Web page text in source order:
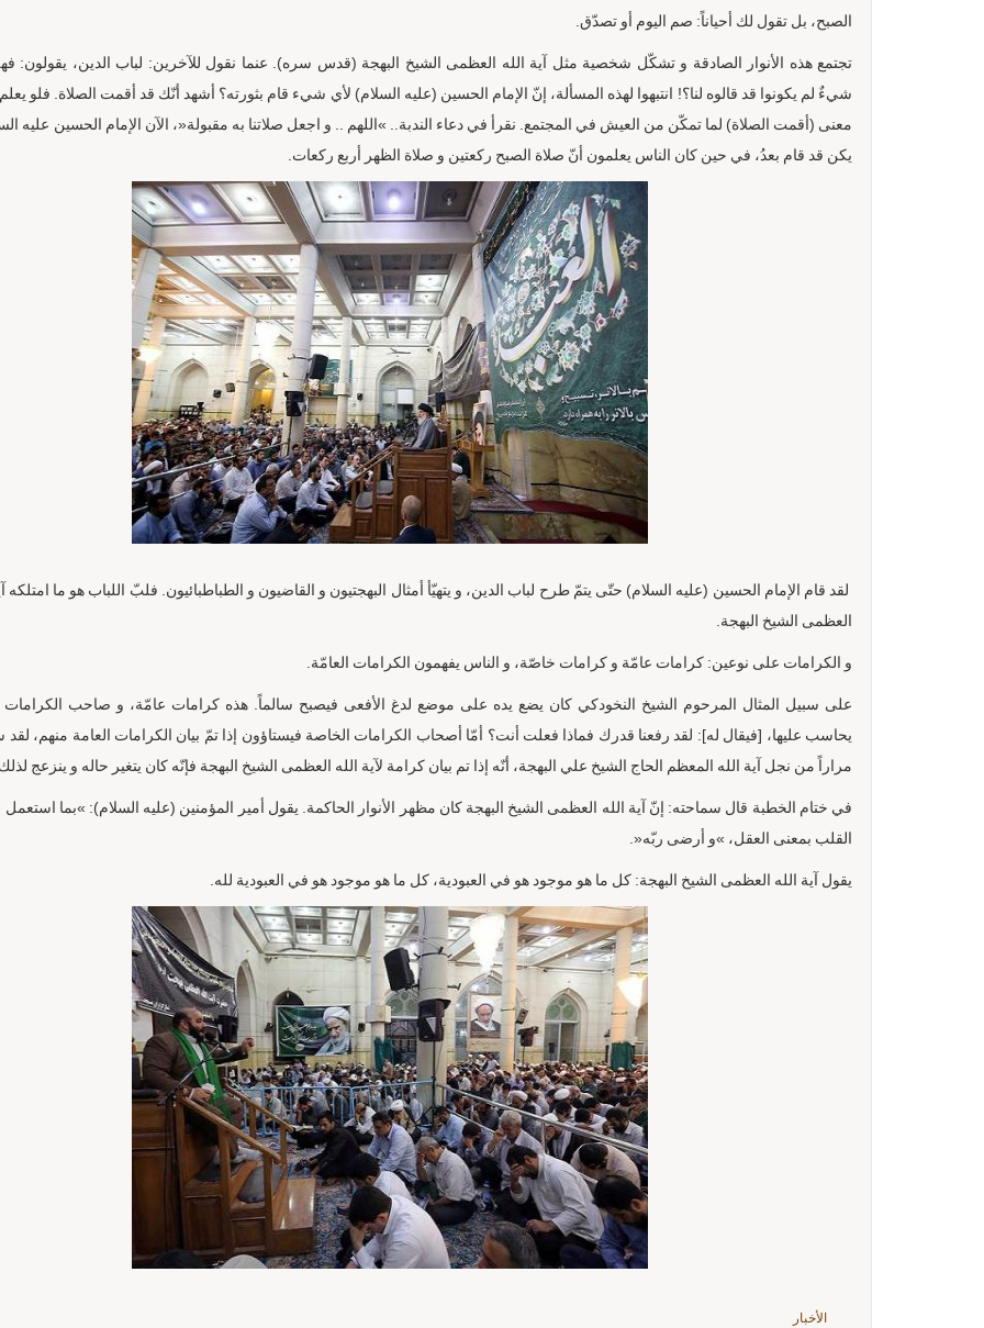
الصبح، بل تقول لك أحياناً: صم اليوم أو تصدّق.
تجتمع هذه الأنوار الصادقة و تشكّل شخصية مثل آية الله العظمى الشيخ البهجة (قدس سره). عنما نقول للآخرين: لباب الدين، يقولون:
شيءٌ لم يكونوا قد قالوه لنا؟! انتبهوا لهذه المسألة، إنّ الإمام الحسين (عليه السلام) لأي شيء قام بثورته؟ أشهد أنّك قد أقمت الصلاة. فلو
معنى (أقمت الصلاة) لما تمكّن من العيش في المجتمع. نقرأ في دعاء الندبة.. »اللهم .. و اجعل صلاتنا به مقبولة«، الآن الإمام الحسين عليه
يكن قد قام بعدُ، في حين كان الناس يعلمون أنّ صلاة الصبح ركعتين و صلاة الظهر أربع ركعات.
لقد قام الإمام الحسين (عليه السلام) حتّى يتمّ طرح لباب الدين، و يتهيّأ أمثال البهجتيون و القاضيون و الطباطبائيون. فلبّ اللباب هو ما امتلكه
العظمى الشيخ البهجة.
و الكرامات على نوعين: كرامات عامّة و كرامات خاصّة، و الناس يفهمون الكرامات العامّة.
على سبيل المثال المرحوم الشيخ النخودكي كان يضع يده على موضع لدغ الأفعى فيصبح سالماً. هذه كرامات عامّة، و صاحب الكرامات
يحاسب عليها، [فيقال له]: لقد رفعنا قدرك فماذا فعلت أنت؟ أمّا أصحاب الكرامات الخاصة فيستاؤون إذا تمّ بيان الكرامات العامة منهم،
مراراً من نجل آية الله المعظم الحاج الشيخ علي البهجة، أنّه إذا تم بيان كرامة لآية الله العظمى الشيخ البهجة فإنّه كان يتغير حاله و ينزعج لذلك.
في ختام الخطبة قال سماحته: إنّ آية الله العظمى الشيخ البهجة كان مظهر الأنوار الحاكمة. يقول أمير المؤمنين (عليه السلام): »بما استعمل
القلب بمعنى العقل، »و أرضى ربّه«.
يقول آية الله العظمى الشيخ البهجة: كل ما هو موجود هو في العبودية، كل ما هو موجود هو في العبودية لله.
الأخبار